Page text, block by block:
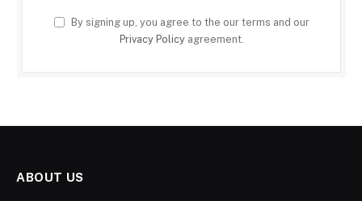
By signing up, you agree to the our terms and our
Privacy Policyagreement.
ABOUT US